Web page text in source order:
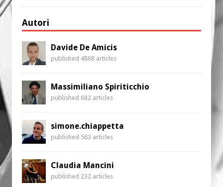
Autori
Davide De Amicis
published 4868 articles
Massimiliano Spiriticchio
published 682 articles
simone.chiappetta
published 563 articles
Claudia Mancini
published 232 articles